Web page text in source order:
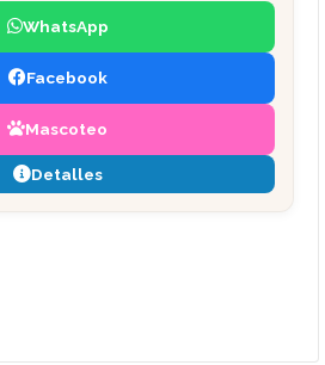
WhatsApp
Facebook
Mascoteo
Detalles